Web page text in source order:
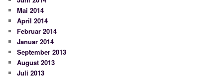
Mai 2014
April 2014
Februar 2014
Januar 2014
September 2013
August 2013
Juli 2013